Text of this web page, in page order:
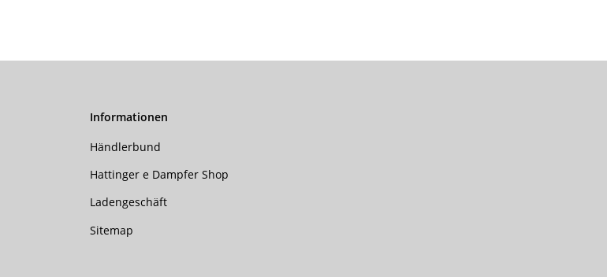
Informationen
Händlerbund
Hattinger e Dampfer Shop
Ladengeschäft
Sitemap